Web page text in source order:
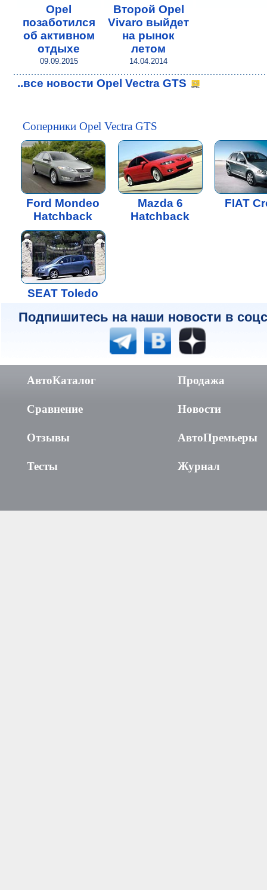
Opel
позаботился
об активном
отдыхе
09.09.2015
Второй Opel
Vivaro выйдет
на рынок
летом
14.04.2014
..все новости Opel Vectra GTS
Соперники Opel Vectra GTS
Ford Mondeo
Hatchback
Mazda 6
Hatchback
FIAT
SEAT Toledo
Подпишитесь на наши новости в
АвтоКаталог
Сравнение
Отзывы
Тесты
Продажа
Новости
АвтоПремьеры
Журнал